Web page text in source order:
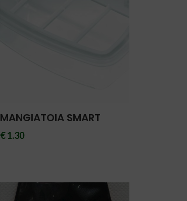
MANGIATOIA SMART
€ 1.30